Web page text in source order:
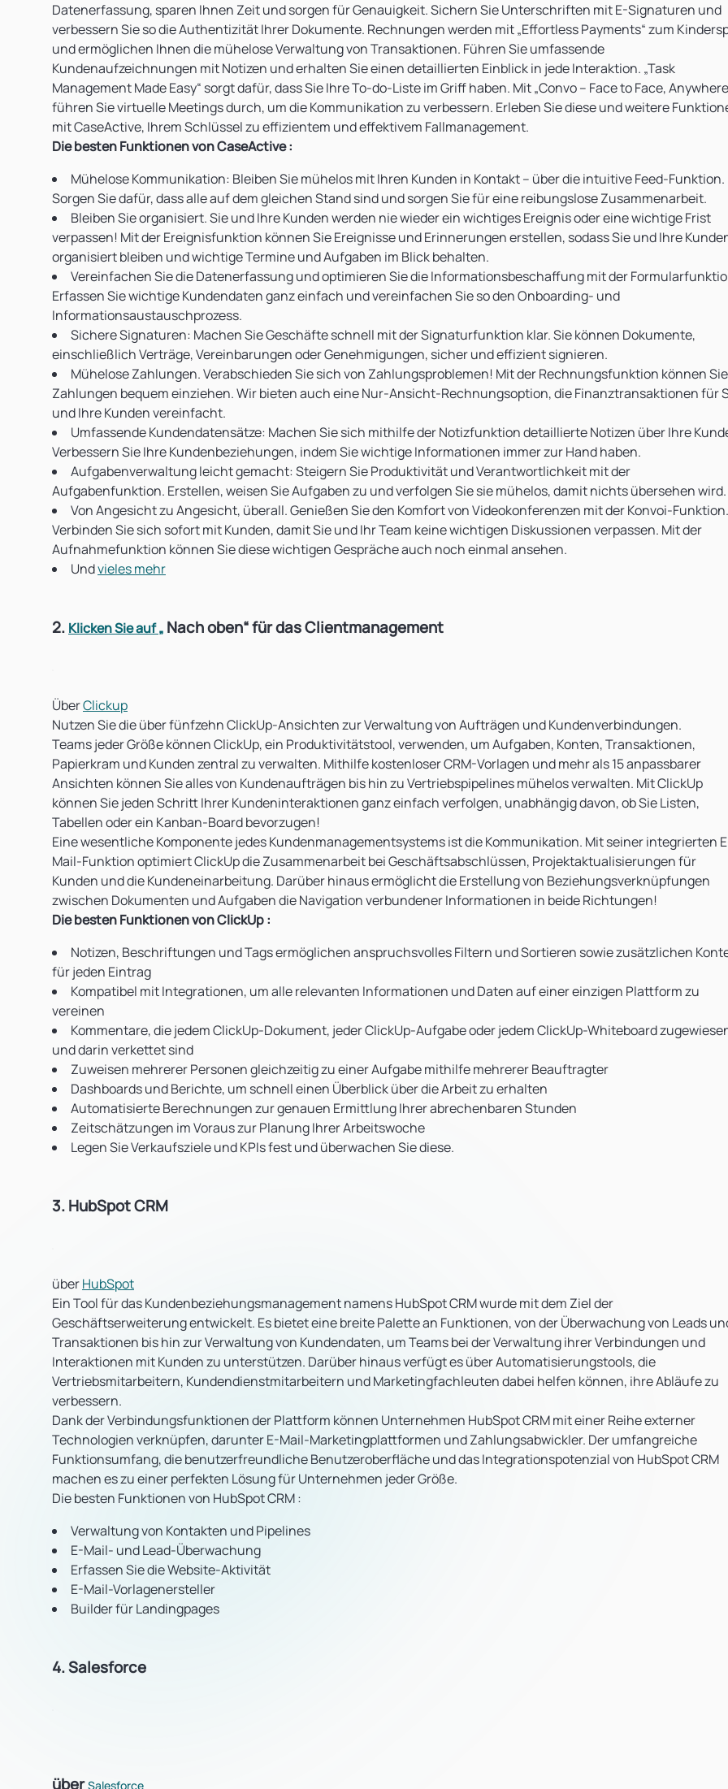
Datenerfassung, sparen Ihnen Zeit und sorgen für Genauigkeit. Sichern Sie Unterschriften mit E-Signaturen und
verbessern Sie so die Authentizität Ihrer Dokumente. Rechnungen werden mit „Effortless Payments“ zum
und ermöglichen Ihnen die mühelose Verwaltung von Transaktionen. Führen Sie umfassende
Kundenaufzeichnungen mit Notizen und erhalten Sie einen detaillierten Einblick in jede Interaktion. „Task
Management Made Easy“ sorgt dafür, dass Sie Ihre To-do-Liste im Griff haben. Mit „Convo – Face to Face,
führen Sie virtuelle Meetings durch, um die Kommunikation zu verbessern. Erleben Sie diese und weitere
mit CaseActive, Ihrem Schlüssel zu effizientem und effektivem Fallmanagement.
Die besten Funktionen von CaseActive:
Mühelose Kommunikation: Bleiben Sie mühelos mit Ihren Kunden in Kontakt – über die intuitive Feed-Funktion.
Sorgen Sie dafür, dass alle auf dem gleichen Stand sind und sorgen Sie für eine reibungslose Zusammenarbeit.
Bleiben Sie organisiert. Sie und Ihre Kunden werden nie wieder ein wichtiges Ereignis oder eine wichtige Frist
verpassen! Mit der Ereignisfunktion können Sie Ereignisse und Erinnerungen erstellen, sodass Sie und Ihre
organisiert bleiben und wichtige Termine und Aufgaben im Blick behalten.
Vereinfachen Sie die Datenerfassung und optimieren Sie die Informationsbeschaffung mit der
Erfassen Sie wichtige Kundendaten ganz einfach und vereinfachen Sie so den Onboarding- und
Informationsaustauschprozess.
Sichere Signaturen: Machen Sie Geschäfte schnell mit der Signaturfunktion klar. Sie können Dokumente,
einschließlich Verträge, Vereinbarungen oder Genehmigungen, sicher und effizient signieren.
Mühelose Zahlungen. Verabschieden Sie sich von Zahlungsproblemen! Mit der Rechnungsfunktion können Sie
Zahlungen bequem einziehen. Wir bieten auch eine Nur-Ansicht-Rechnungsoption, die Finanztransaktionen für
und Ihre Kunden vereinfacht.
Umfassende Kundendatensätze: Machen Sie sich mithilfe der Notizfunktion detaillierte Notizen über Ihre
Verbessern Sie Ihre Kundenbeziehungen, indem Sie wichtige Informationen immer zur Hand haben.
Aufgabenverwaltung leicht gemacht: Steigern Sie Produktivität und Verantwortlichkeit mit der
Aufgabenfunktion. Erstellen, weisen Sie Aufgaben zu und verfolgen Sie sie mühelos, damit nichts übersehen wird.
Von Angesicht zu Angesicht, überall. Genießen Sie den Komfort von Videokonferenzen mit der Konvoi-Funktion.
Verbinden Sie sich sofort mit Kunden, damit Sie und Ihr Team keine wichtigen Diskussionen verpassen. Mit der
Aufnahmefunktion können Sie diese wichtigen Gespräche auch noch einmal ansehen.
Undvieles mehr
2. Klicken Sie auf „ Nach oben“für das Clientmanagement
ÜberClickup
Nutzen Sie die über fünfzehn ClickUp-Ansichten zur Verwaltung von Aufträgen und Kundenverbindungen.
Teams jeder Größe können ClickUp, ein Produktivitätstool, verwenden, um Aufgaben, Konten, Transaktionen,
Papierkram und Kunden zentral zu verwalten. Mithilfe kostenloser CRM-Vorlagen und mehr als 15 anpassbarer
Ansichten können Sie alles von Kundenaufträgen bis hin zu Vertriebspipelines mühelos verwalten. Mit ClickUp
können Sie jeden Schritt Ihrer Kundeninteraktionen ganz einfach verfolgen, unabhängig davon, ob Sie Listen,
Tabellen oder ein Kanban-Board bevorzugen!
Eine wesentliche Komponente jedes Kundenmanagementsystems ist die Kommunikation. Mit seiner integrierten
Mail-Funktion optimiert ClickUp die Zusammenarbeit bei Geschäftsabschlüssen, Projektaktualisierungen für
Kunden und die Kundeneinarbeitung. Darüber hinaus ermöglicht die Erstellung von Beziehungsverknüpfungen
zwischen Dokumenten und Aufgaben die Navigation verbundener Informationen in beide Richtungen!
Die besten Funktionen von ClickUp:
Notizen, Beschriftungen und Tags ermöglichen anspruchsvolles Filtern und Sortieren sowie zusätzlichen
für jeden Eintrag
Kompatibel mit Integrationen, um alle relevanten Informationen und Daten auf einer einzigen Plattform zu
vereinen
Kommentare, die jedem ClickUp-Dokument, jeder ClickUp-Aufgabe oder jedem ClickUp-Whiteboard
und darin verkettet sind
Zuweisen mehrerer Personen gleichzeitig zu einer Aufgabe mithilfe mehrerer Beauftragter
Dashboards und Berichte, um schnell einen Überblick über die Arbeit zu erhalten
Automatisierte Berechnungen zur genauen Ermittlung Ihrer abrechenbaren Stunden
Zeitschätzungen im Voraus zur Planung Ihrer Arbeitswoche
Legen Sie Verkaufsziele und KPIs fest und überwachen Sie diese.
3. HubSpot CRM
überHubSpot
Ein Tool für das Kundenbeziehungsmanagement namens HubSpot CRM wurde mit dem Ziel der
Geschäftserweiterung entwickelt. Es bietet eine breite Palette an Funktionen, von der Überwachung von Leads
Transaktionen bis hin zur Verwaltung von Kundendaten, um Teams bei der Verwaltung ihrer Verbindungen und
Interaktionen mit Kunden zu unterstützen. Darüber hinaus verfügt es über Automatisierungstools, die
Vertriebsmitarbeitern, Kundendienstmitarbeitern und Marketingfachleuten dabei helfen können, ihre Abläufe zu
verbessern.
Dank der Verbindungsfunktionen der Plattform können Unternehmen HubSpot CRM mit einer Reihe externer
Technologien verknüpfen, darunter E-Mail-Marketingplattformen und Zahlungsabwickler. Der umfangreiche
Funktionsumfang, die benutzerfreundliche Benutzeroberfläche und das Integrationspotenzial von HubSpot CRM
machen es zu einer perfekten Lösung für Unternehmen jeder Größe.
Die besten Funktionen von HubSpot CRM:
Verwaltung von Kontakten und Pipelines
E-Mail- und Lead-Überwachung
Erfassen Sie die Website-Aktivität
E-Mail-Vorlagenersteller
Builder für Landingpages
4. Salesforce
überSalesforce